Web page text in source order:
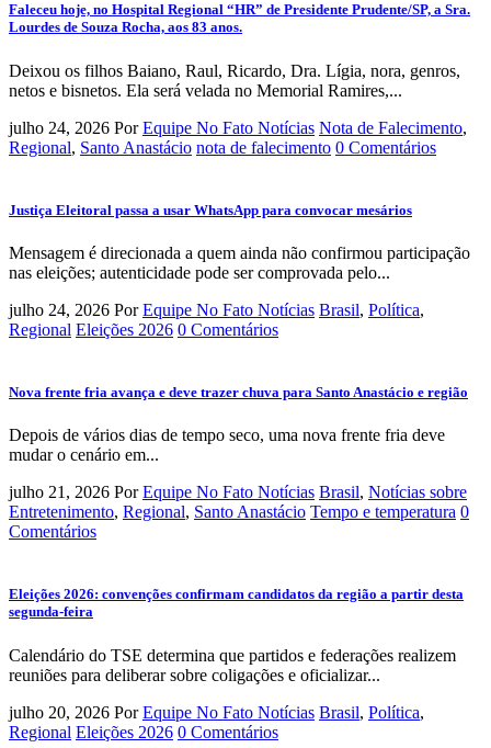
Faleceu hoje, no Hospital Regional “HR” de Presidente Prudente/SP, a Sra.
Lourdes de Souza Rocha, aos 83 anos.
Deixou os filhos Baiano, Raul, Ricardo, Dra. Lígia, nora, genros,
netos e bisnetos. Ela será velada no Memorial Ramires,...
julho 24, 2026 Por Equipe No Fato Notícias Nota de Falecimento,
Regional, Santo Anastácio nota de falecimento 0 Comentários
Justiça Eleitoral passa a usar WhatsApp para convocar mesários
Mensagem é direcionada a quem ainda não confirmou participação
nas eleições; autenticidade pode ser comprovada pelo...
julho 24, 2026 Por Equipe No Fato Notícias Brasil, Política,
Regional Eleições 2026 0 Comentários
Nova frente fria avança e deve trazer chuva para Santo Anastácio e região
Depois de vários dias de tempo seco, uma nova frente fria deve
mudar o cenário em...
julho 21, 2026 Por Equipe No Fato Notícias Brasil, Notícias sobre
Entretenimento, Regional, Santo Anastácio Tempo e temperatura 0
Comentários
Eleições 2026: convenções confirmam candidatos da região a partir desta
segunda-feira
Calendário do TSE determina que partidos e federações realizem
reuniões para deliberar sobre coligações e oficializar...
julho 20, 2026 Por Equipe No Fato Notícias Brasil, Política,
Regional Eleições 2026 0 Comentários